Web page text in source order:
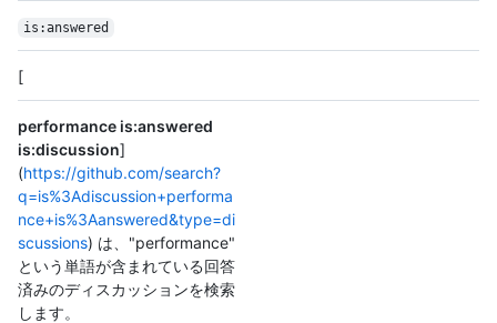
is:answered
[
performance is:answered
is:discussion]
(https://github.com/search?
q=is%3Adiscussion+performa
nce+is%3Aanswered&type=di
scussions) は、"performance"
という単語が含まれている回答
済みのディスカッションを検索
します。